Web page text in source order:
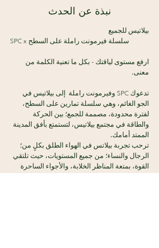
نبذة عن الحدث
بيلاتيس للجميع
ارفع مستوى لياقتك - بكل ما تعنية الكلمة من
معنى.
تدعوك SPC وفيرمونت راملة  إلى بيلاتيس في
الجو الغائم، وهي سلسلة تمارين على السطح،
لفترة محدودة، مصممة للجمع؛ بين الحركة
والطاقة في مجتمع بيلاتيس، لتستمتع بأفق المدينة
الممتد أمامك.
ترحب تجربة بيلاتس في الهواء الطلق بكلٍ من؛
الرجال والنساء؛ من جميع المستويات، حيث تلتقي
القوة، بمتعة المناظر الخلابة، والأجواء الساحرة